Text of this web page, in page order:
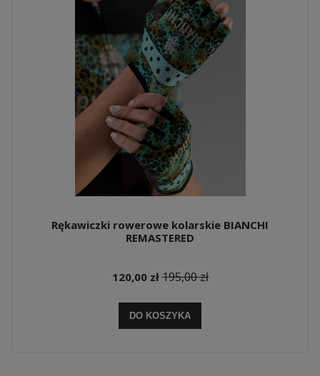
Rękawiczki rowerowe kolarskie BIANCHI
REMASTERED
120,00 zł 195,00 zł
DO KOSZYKA